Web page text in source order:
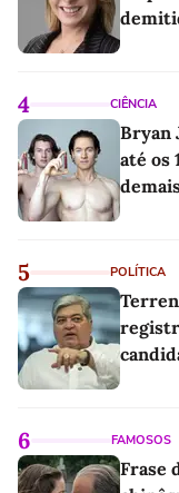
4 CIÊNCIA
Bryan
até os
5 POLÍTICA
6 FAMOSOS
Frase